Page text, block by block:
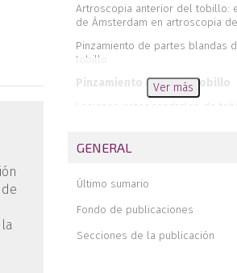
Artroscopia anterior del tobillo:
de Ámsterdam en artroscopia
Pinzamiento de partes blandas
tobillo
Pinzamiento óseo del tobillo
Lesiones osteocondrales de
Tratamiento artroscópico de las
osteocondrales de tobillo
Inestabilidad de tobillo: etiología,
Artroscopia de retropié: escuela
Ámsterdam en artroscopia de
Ver más
GENERAL
Último sumario
Fondo de publicaciones
Secciones de la publicación